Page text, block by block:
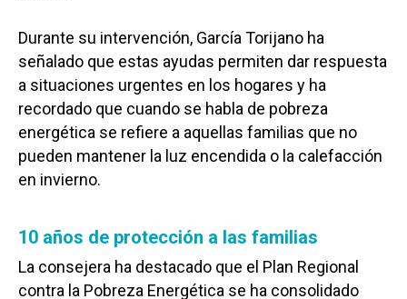
Durante su intervención, García Torijano ha
señalado que estas ayudas permiten dar respuesta
a situaciones urgentes en los hogares y ha
recordado que cuando se habla de pobreza
energética se refiere a aquellas familias que no
pueden mantener la luz encendida o la calefacción
en invierno.
10 años de protección a las familias
La consejera ha destacado que el Plan Regional
contra la Pobreza Energética se ha consolidado